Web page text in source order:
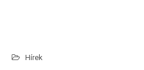
Hírek